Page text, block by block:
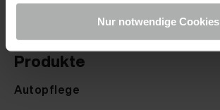
Nur notwendige Cookies
Produkte
Autopflege